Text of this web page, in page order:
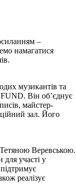
–
намагатися
музикантів та
Він об’єднує
майстер-
зал. Його
Веревською.
участі у
реалізує